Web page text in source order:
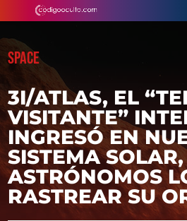
SPACE
3I/ATLAS, EL
VISITANTE”
INGRESÓ EN
SISTEMA
ASTRÓNOMOS
RASTREAR SU